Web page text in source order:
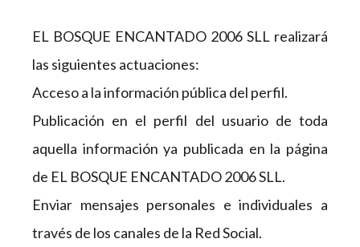
EL BOSQUE ENCANTADO 2006 SLL realizará
las siguientes actuaciones:
Acceso a la información pública del perfil.
Publicación en el perfil del usuario de toda
aquella información ya publicada en la página
de EL BOSQUE ENCANTADO 2006 SLL.
Enviar mensajes personales e individuales a
través de los canales de la Red Social.